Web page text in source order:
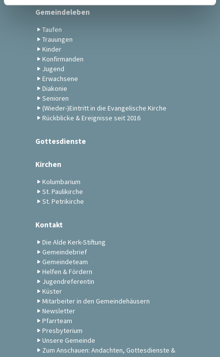
Gemeindeleben
Taufen
Trauungen
Kinder
Konfirmanden
Jugend
Erwachsene
Diakonie
Senioren
(Wieder-)Eintritt in die Evangelische Kirche
Rückblicke & Ereignisse seit 2016
Gottesdienste
Kirchen
Kolumbarium
St. Paulikirche
St. Petrikirche
Kontakt
Die Alde Kerk-Stiftung
Gemeindebrief
Gemeindeteam
Helfen & Fördern
Jugendreferentin
Küster
Mitarbeiter in den Gemeindehäusern
Newsletter
Pfarrteam
Presbyterium
Unsere Gemeinde
Zum Anschauen: Andachten, Gottesdienste &